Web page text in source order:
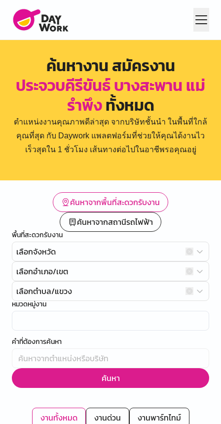
ค้นหางาน สมัครงาน
ประจวบคีรีขันธ์ บางสะพาน แม่
รำพึงทั้งหมด
ตำแหน่งงานคุณภาพดีล่าสุด จากบริษัทชั้นนำ ในพื้นที่ใกล้
คุณที่สุด กับ Daywork แพลตฟอร์มที่ช่วยให้คุณได้งานไว
เร็วสุดใน 1 ชั่วโมง เส้นทางต่อไปในอาชีพรอคุณอยู่
ค้นหาจากพื้นที่สะดวกรับงาน
ค้นหาจากสถานีรถไฟฟ้า
พื้นที่สะดวกรับงาน
เลือกจังหวัด
เลือกอำเภอ/เขต
เลือกตำบล/แขวง
หมวดหมู่งาน
คำที่ต้องการค้นหา
ค้นหา
งานทั้งหมด งานด่วน
งานพาร์ทไทม์